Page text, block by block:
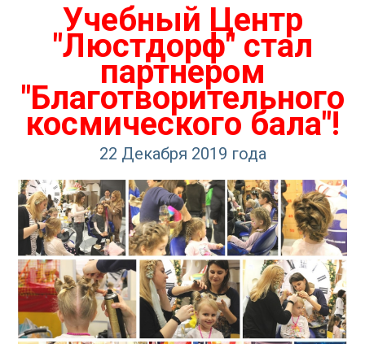
Учебный Центр
"Люстдорф" стал
партнером
"Благотворительного
космического бала"!
22 Декабря 2019 года